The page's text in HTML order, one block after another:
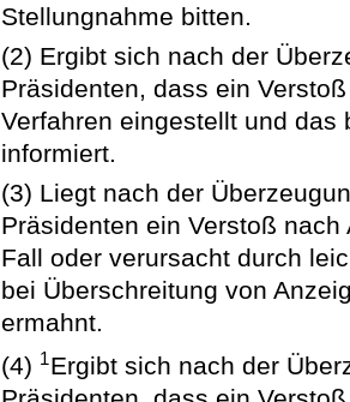
Stellungnahme bitten.
(2) Ergibt sich nach der
Präsidenten, dass ein
Verfahren eingestellt und
informiert.
(3) Liegt nach der
Präsidenten ein Verstoß
Fall oder verursacht durch
bei Überschreitung von
ermahnt.
(4) 1Ergibt sich nach der